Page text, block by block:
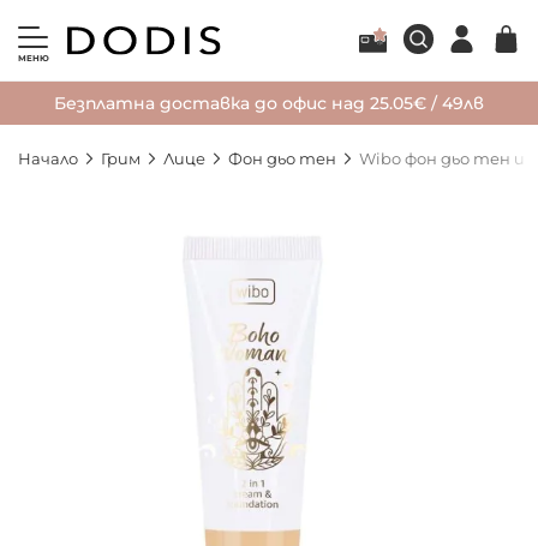
МЕНЮ
Безплатна доставка до офис над 25.05€ / 49лв
Начало Грим Лице Фон дьо тен Wibo фон дьо тен и